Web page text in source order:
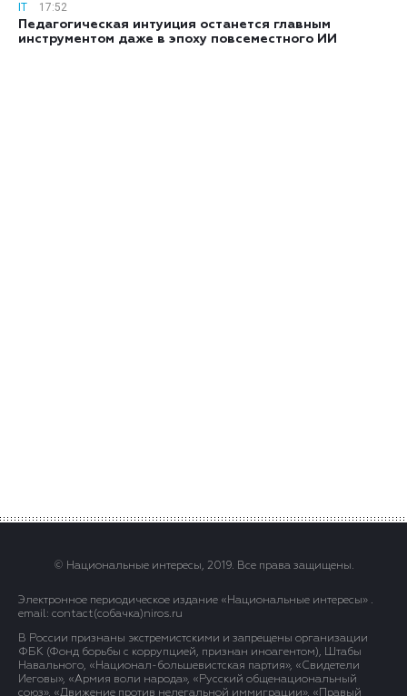
IT
17:52
Педагогическая интуиция останется главным
инструментом даже в эпоху повсеместного ИИ
© Национальные интересы, 2019. Все права защищены.
Электронное периодическое издание «Национальные интересы» .
email: contact(сoбaчка)niros.ru
В России признаны экстремистскими и запрещены организации
ФБК (Фонд борьбы с коррупцией, признан иноагентом), Штабы
Навального, «Национал-большевистская партия», «Свидетели
Иеговы», «Армия воли народа», «Русский общенациональный
союз», «Движение против нелегальной иммиграции», «Правый